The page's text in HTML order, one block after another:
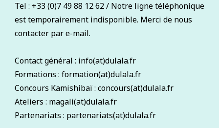
Tel : +33 (0)7 49 88 12 62 / Notre ligne téléphonique
est temporairement indisponible. Merci de nous
contacter par e-mail.
Contact général : info(at)dulala.fr
Formations : formation(at)dulala.fr
Concours Kamishibaï : concours(at)dulala.fr
Ateliers : magali(at)dulala.fr
Partenariats : partenariats(at)dulala.fr